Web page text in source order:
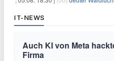
IT-NEWS
Auch KI von Meta
Firma